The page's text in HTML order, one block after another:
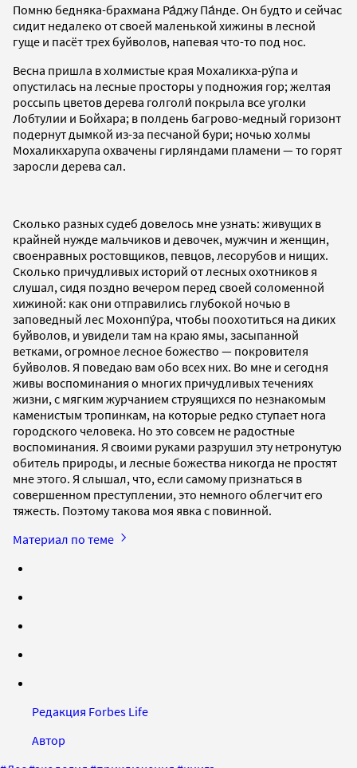
Помню бедняка-брахмана Ра́джу Па́нде. Он будто и сейчас
сидит недалеко от своей маленькой хижины в лесной
гуще и пасёт трех буйволов, напевая что-то под нос.
Весна пришла в холмистые края Мохаликха-ру́па и
опустилась на лесные просторы у подножия гор; желтая
россыпь цветов дерева голголи́ покрыла все уголки
Лобтулии и Бойхара; в полдень багрово-медный горизонт
подернут дымкой из-за песчаной бури; ночью холмы
Мохаликхарупа охвачены гирляндами пламени — то горят
заросли дерева сал.
Сколько разных судеб довелось мне узнать: живущих в
крайней нужде мальчиков и девочек, мужчин и женщин,
своенравных ростовщиков, певцов, лесорубов и нищих.
Сколько причудливых историй от лесных охотников я
слушал, сидя поздно вечером перед своей соломенной
хижиной: как они отправились глубокой ночью в
заповедный лес Мохонпу́ра, чтобы поохотиться на диких
буйволов, и увидели там на краю ямы, засыпанной
ветками, огромное лесное божество — покровителя
буйволов. Я поведаю вам обо всех них. Во мне и сегодня
живы воспоминания о многих причудливых течениях
жизни, с мягким журчанием струящихся по незнакомым
каменистым тропинкам, на которые редко ступает нога
городского человека. Но это совсем не радостные
воспоминания. Я своими руками разрушил эту нетронутую
обитель природы, и лесные божества никогда не простят
мне этого. Я слышал, что, если самому признаться в
совершенном преступлении, это немного облегчит его
тяжесть. Поэтому такова моя явка с повинной.
Материал по теме
Редакция Forbes Life
Автор